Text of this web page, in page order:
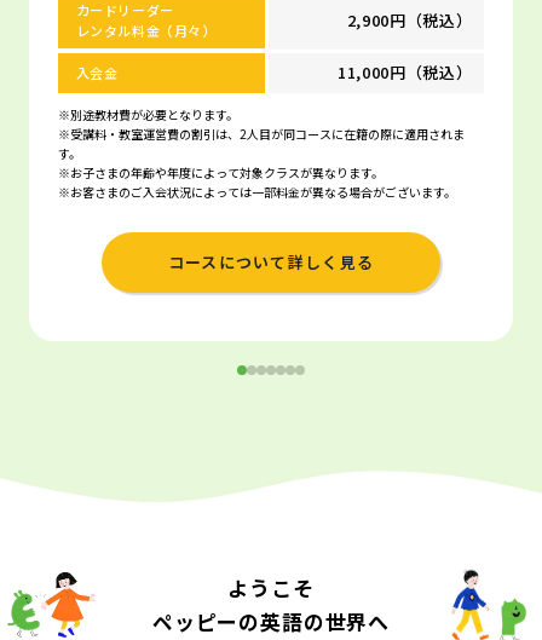
カードリーダー
レンタル料金（月々）
2,900円（税込）
入会金 11,000円（税込）
※別途教材費が必要となります。
※受講料・教室運営費の割引は、2人目が同コースに在籍の際に適用されま
す。
※お子さまの年齢や年度によって対象クラスが異なります。
※お客さまのご入会状況によっては一部料金が異なる場合がございます。
コースについて詳しく見る
ようこそ
ペッピーの英語の世界へ